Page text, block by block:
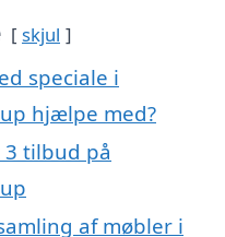
skjul
speciale i
hjælpe med?
tilbud på
af møbler i